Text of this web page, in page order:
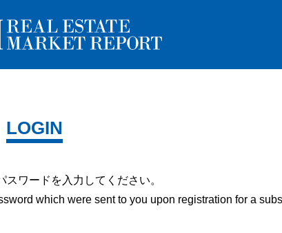
LOGIN
スワードを 入力してください。
which were sent to you upon registration for a